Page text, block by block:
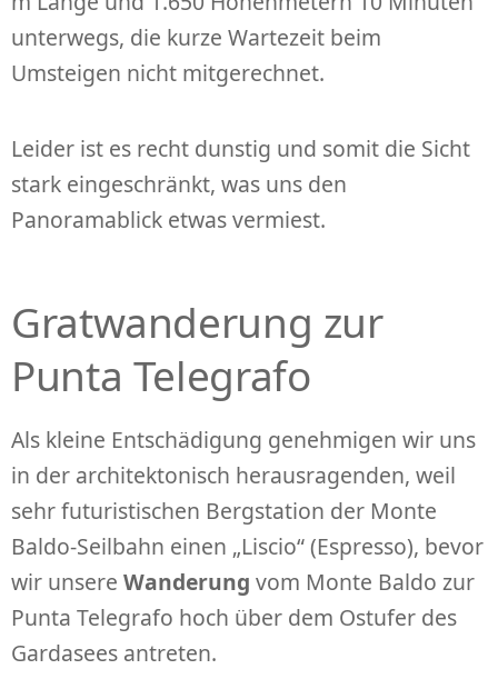
unterwegs, die kurze Wartezeit beim
Umsteigen nicht mitgerechnet.
Leider ist es recht dunstig und somit die Sicht
stark eingeschränkt, was uns den
Panoramablick etwas vermiest.
Gratwanderung zur
Punta Telegrafo
Als kleine Entschädigung genehmigen wir uns
in der architektonisch herausragenden, weil
sehr futuristischen Bergstation der Monte
Baldo-Seilbahn einen „Liscio“ (Espresso), bevor
wir unsere Wanderung vom Monte Baldo zur
Punta Telegrafo hoch über dem Ostufer des
Gardasees antreten.